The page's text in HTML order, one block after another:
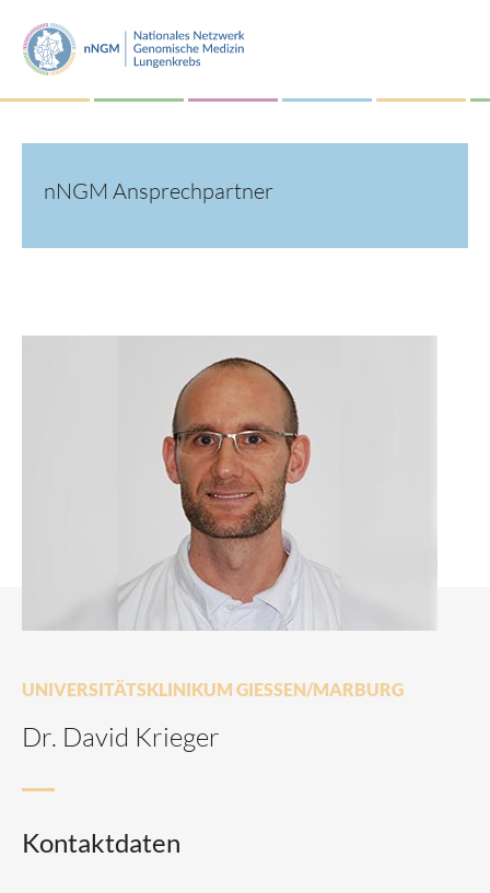
nNGM Ansprechpartner
UNIVERSITÄTSKLINIKUM GIESSEN/MARBURG
Dr. David Krieger
Kontaktdaten